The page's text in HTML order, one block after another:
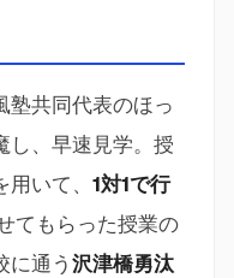
共同代表のほっ
し、早速見学。授
いて、 1対1で行
もらった授業の
に通う沢津橋勇汰